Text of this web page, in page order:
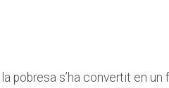
pobresa ‌s’ha convertit ⁢en un